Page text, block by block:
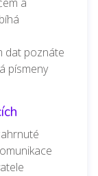
dat poznáte
písmeny